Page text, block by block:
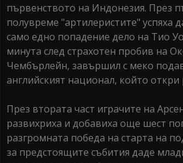
първенството на Индонезия. През
полувреме "артилеристите" успяха
само едно попадение дело на Тио
минута след страхотен пробив на
Чембърлейн, завършил с меко
английският национал, който откри
През втората част играчите на
развихриха и добавиха още шест
разгромната победа на старта на
за предстоящите събития даде